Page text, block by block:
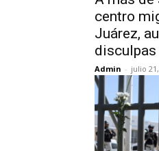
centro
Juárez,
disculpas
Admin - julio